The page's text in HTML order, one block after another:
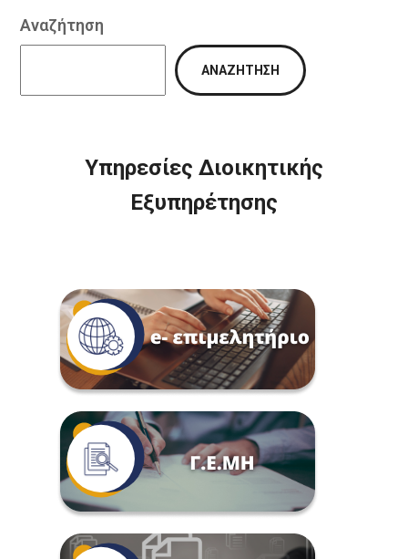
Αναζήτηση
ΑΝΑΖΉΤΗΣΗ
Υπηρεσίες Διοικητικής
Εξυπηρέτησης